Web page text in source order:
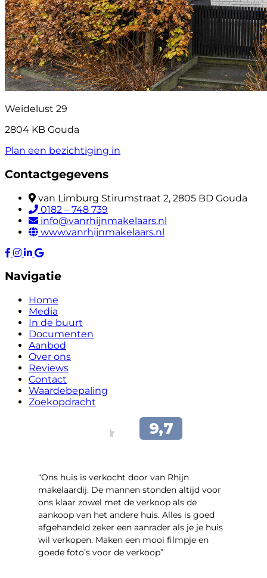
Weidelust 29
2804 KB Gouda
Plan een bezichtiging in
Contactgegevens
van Limburg Stirumstraat 2, 2805 BD Gouda
0182 – 748 739
info@vanrhijnmakelaars.nl
www.vanrhijnmakelaars.nl
Navigatie
Home
Media
In de buurt
Documenten
Aanbod
Over ons
Reviews
Contact
Waardebepaling
Zoekopdracht
“Ons huis is verkocht door van Rhijn
makelaardij. De mannen stonden altijd voor
ons klaar zowel met de verkoop als de
aankoop van het andere huis. Alles is goed
afgehandeld zeker een aanrader als je je huis
wil verkopen. Maken een mooi filmpje en
goede foto’s voor de verkoop”